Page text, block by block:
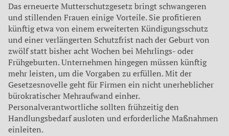
Das erneuerte Mutterschutzgesetz bringt schwangeren
und stillenden Frauen einige Vorteile. Sie profitieren
künftig etwa von einem erweiterten Kündigungsschutz
und einer verlängerten Schutzfrist nach der Geburt von
zwölf statt bisher acht Wochen bei Mehrlings- oder
Frühgeburten. Unternehmen hingegen müssen künftig
mehr leisten, um die Vorgaben zu erfüllen. Mit der
Gesetzesnovelle geht für Firmen ein nicht unerheblicher
bürokratischer Mehr­aufwand einher.
Personalverantwortliche sollten frühzeitig den
Handlungsbedarf ausloten und erforderliche Maßnahmen
einleiten.